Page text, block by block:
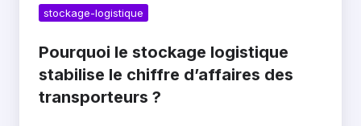
stockage-logistique
Pourquoi le stockage logistique
stabilise le chiffre d’affaires des
transporteurs ?